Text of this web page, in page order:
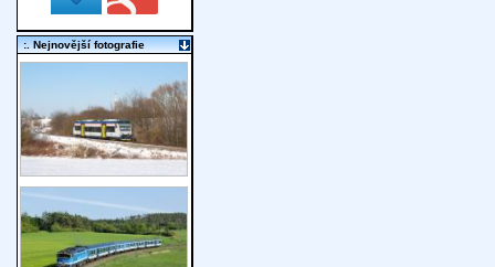
:. Nejnovější fotografie